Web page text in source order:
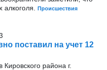
алкоголя.
Происшествия
поставил на учет 12
района г.